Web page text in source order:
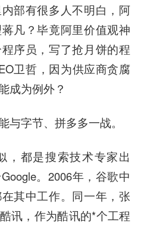
部有很多人不明白，阿
凡？毕竟阿里价值观神
程序员，写了抢月饼的程
卫哲 ，因为供应商贪腐
成为例外？
与字节、拼多多一战。
，都是搜索技术专家出
。2006年，谷歌中
其中工作。同一年，张
讯，作为酷讯的*个工程